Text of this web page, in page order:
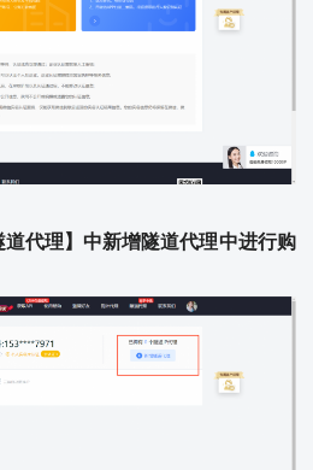
代理】中新增隧道代理中进行购